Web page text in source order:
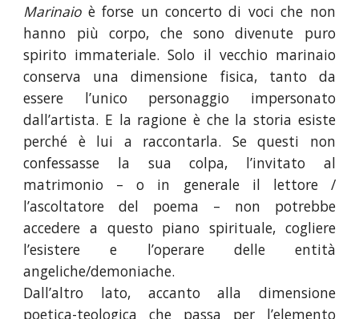
Marinaioè forse un concerto di voci che non
hanno più corpo, che sono divenute puro
spirito immateriale. Solo il vecchio marinaio
conserva una dimensione fisica, tanto da
essere l’unico personaggio impersonato
dall’artista. E la ragione è che la storia esiste
perché è lui a raccontarla. Se questi non
confessasse la sua colpa, l’invitato al
matrimonio – o in generale il lettore /
l’ascoltatore del poema – non potrebbe
accedere a questo piano spirituale, cogliere
l’esistere e l’operare delle entità
angeliche/demoniache.
Dall’altro lato, accanto alla dimensione
poetica-teologica che passa per l’elemento